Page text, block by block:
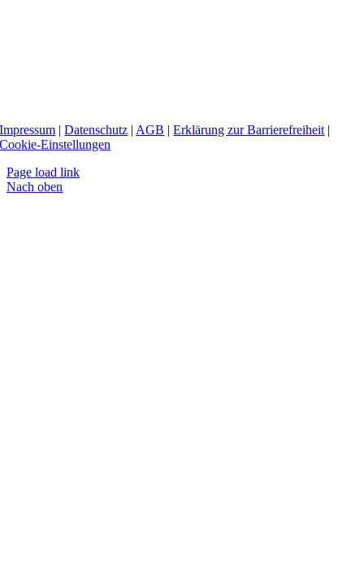
Impressum |Datenschutz | AGB |Erklärung zur Barrierefreiheit |
Cookie-Einstellungen
Page load link
Nach oben